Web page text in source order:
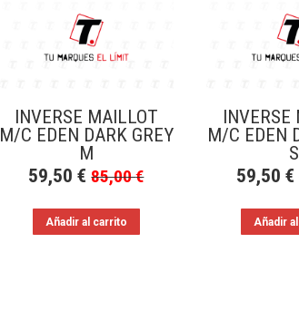
INVERSE MAILLOT
M/C EDEN DARK GREY
M
59,50€ 85,00€
Añadir al carrito
INVERSE
M/C EDEN
S
59,50€
Añadir